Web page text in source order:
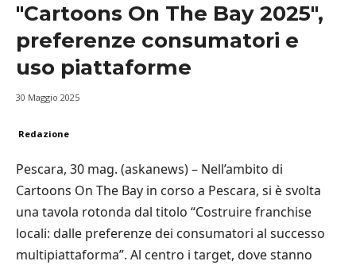
"Cartoons On The Bay 2025″,
preferenze consumatori e
uso piattaforme
30 Maggio 2025
Redazione
Pescara, 30 mag. (askanews) – Nell’ambito di
Cartoons On The Bay in corso a Pescara, si è svolta
una tavola rotonda dal titolo “Costruire franchise
locali: dalle preferenze dei consumatori al successo
multipiattaforma”. Al centro i target, dove stanno